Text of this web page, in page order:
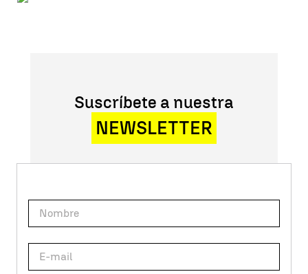
Suscríbete a nuestra
NEWSLETTER